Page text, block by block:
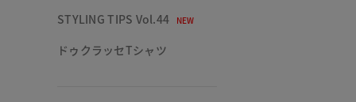
STYLING TIPS Vol.44
NEW
ドゥクラッセTシャツ